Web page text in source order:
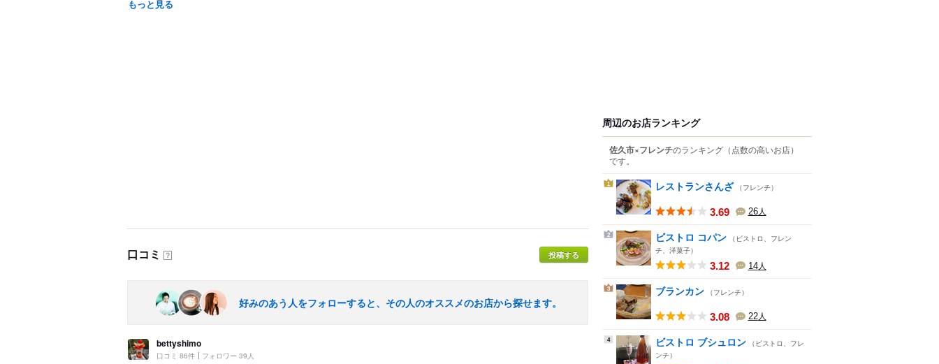
もっと見る
口コミ ？ 投稿する
好みのあう人をフォローすると、その人のオススメのお店から探せます。
bettyshimo
口コミ 86件 フォロワー 39人
周辺のお店ランキング
佐久市×フレンチのランキング （点数の高いお店）
です。
1 レストランさんざ （フレンチ）
3.69 26人
2 ビストロ コパン （ビストロ、フレン
チ、洋菓子）
3.12 14人
3 ブランカン （フレンチ）
3.08 22人
4 ビストロ ブシュロン （ビストロ、フレ
ンチ）